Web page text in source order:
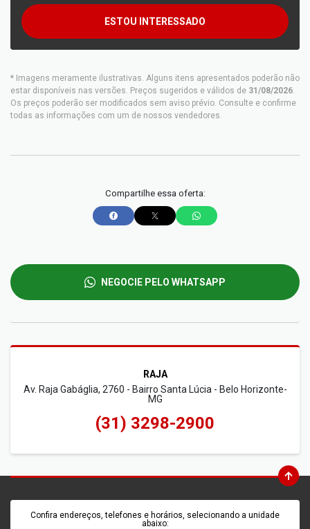
ESTOU INTERESSADO
* Imagens meramente ilustrativas. Alguns itens apresentados poderão não
estar disponíveis nas versões. Preços sugeridos e válidos de 31/08/2026.
Os preços poderão ser modificados sem aviso prévio. Consulte e confirme
todas as informações com um de nossos vendedores.
Compartilhe essa oferta:
NEGOCIE PELO WHATSAPP
RAJA
Av. Raja Gabáglia, 2760 - Bairro Santa Lúcia - Belo Horizonte-
MG
(31) 3298-2900
Confira endereços, telefones e horários, selecionando a unidade
abaixo: